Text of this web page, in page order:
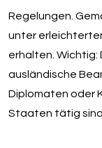
Regelungen.
unter
erhalten. Wichtig:
ausländische
Diplomaten oder
Staaten tätig sind.